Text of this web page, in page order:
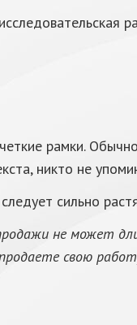
рамки.
никто не
сильно
не может
свою